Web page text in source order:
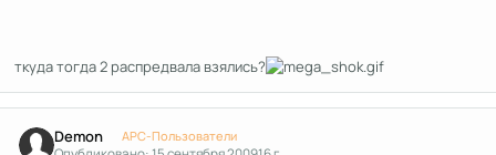
ткуда тогда 2 распредвала взялись?
Demon APC-Пользователи